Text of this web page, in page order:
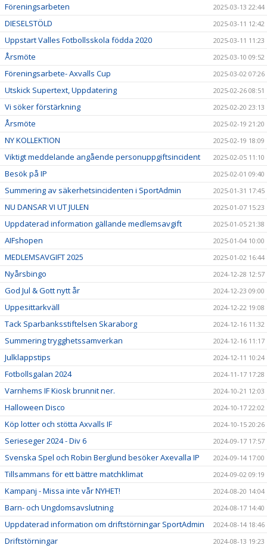
Föreningsarbeten 2025-03-13 22:44
DIESELSTÖLD 2025-03-11 12:42
Uppstart Valles Fotbollsskola födda 2020 2025-03-11 11:23
Årsmöte 2025-03-10 09:52
Föreningsarbete- Axvalls Cup 2025-03-02 07:26
Utskick Supertext, Uppdatering 2025-02-26 08:51
Vi söker förstärkning 2025-02-20 23:13
Årsmöte 2025-02-19 21:20
NY KOLLEKTION 2025-02-19 18:09
Viktigt meddelande angående personuppgiftsincident 2025-02-05 11:10
Besök på IP 2025-02-01 09:40
Summering av säkerhetsincidenten i SportAdmin 2025-01-31 17:45
NU DANSAR VI UT JULEN 2025-01-07 15:23
Uppdaterad information gällande medlemsavgift 2025-01-05 21:38
AIFshopen 2025-01-04 10:00
MEDLEMSAVGIFT 2025 2025-01-02 16:44
Nyårsbingo 2024-12-28 12:57
God Jul & Gott nytt år 2024-12-23 09:00
Uppesittarkväll 2024-12-22 19:08
Tack Sparbanksstiftelsen Skaraborg 2024-12-16 11:32
Summering trygghetssamverkan 2024-12-16 11:17
Julklappstips 2024-12-11 10:24
Fotbollsgalan 2024 2024-11-17 17:28
Varnhems IF Kiosk brunnit ner. 2024-10-21 12:03
Halloween Disco 2024-10-17 22:02
Köp lotter och stötta Axvalls IF 2024-10-15 20:26
Serieseger 2024 - Div 6 2024-09-17 17:57
Svenska Spel och Robin Berglund besöker Axevalla IP 2024-09-14 17:00
Tillsammans för ett bättre matchklimat 2024-09-02 09:19
Kampanj - Missa inte vår NYHET! 2024-08-20 14:04
Barn- och Ungdomsavslutning 2024-08-17 14:40
Uppdaterad information om driftstörningar SportAdmin 2024-08-14 18:46
Driftstörningar 2024-08-13 19:23